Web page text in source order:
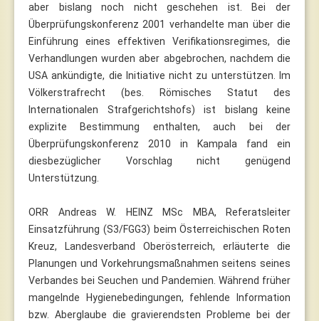
aber bislang noch nicht geschehen ist. Bei der
Überprüfungskonferenz 2001 verhandelte man über die
Einführung eines effektiven Verifikationsregimes, die
Verhandlungen wurden aber abgebrochen, nachdem die
USA ankündigte, die Initiative nicht zu unterstützen. Im
Völkerstrafrecht (bes. Römisches Statut des
Internationalen Strafgerichtshofs) ist bislang keine
explizite Bestimmung enthalten, auch bei der
Überprüfungskonferenz 2010 in Kampala fand ein
diesbezüglicher Vorschlag nicht genügend
Unterstützung.
ORR Andreas W. HEINZ MSc MBA, Referatsleiter
Einsatzführung (S3/FGG3) beim Österreichischen Roten
Kreuz, Landesverband Oberösterreich, erläuterte die
Planungen und Vorkehrungsmaßnahmen seitens seines
Verbandes bei Seuchen und Pandemien. Während früher
mangelnde Hygienebedingungen, fehlende Information
bzw. Aberglaube die gravierendsten Probleme bei der